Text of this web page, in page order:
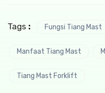
Tags : Fungsi Tiang Mast
Manfaat Tiang Mast
Tiang Mast Forklift